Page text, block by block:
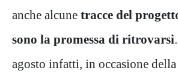
anche alcune tracce del
sono la promessa di ritrovarsi
agosto infatti, in occasione della